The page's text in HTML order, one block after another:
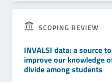
SCOPING REVIEW
INVALSI data: a source to
improve our knowledge
divide among students